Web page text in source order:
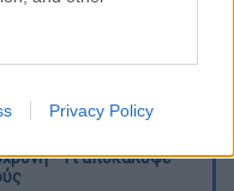
Privacy Policy
Τουρίστας μπήκε σε
πόσο «κοστίζει»
- Τι αποκάλυψε